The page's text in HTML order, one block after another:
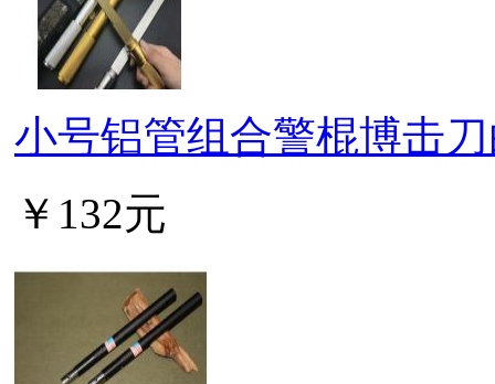
小号铝管组合警棍博击
￥132元